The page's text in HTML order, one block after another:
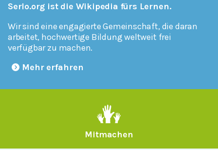
Serlo.org ist die Wikipedia fürs Lernen.
Wir sind eine engagierte Gemeinschaft, die daran
arbeitet, hochwertige Bildung weltweit frei
verfügbar zu machen.
Mehr erfahren
Mitmachen